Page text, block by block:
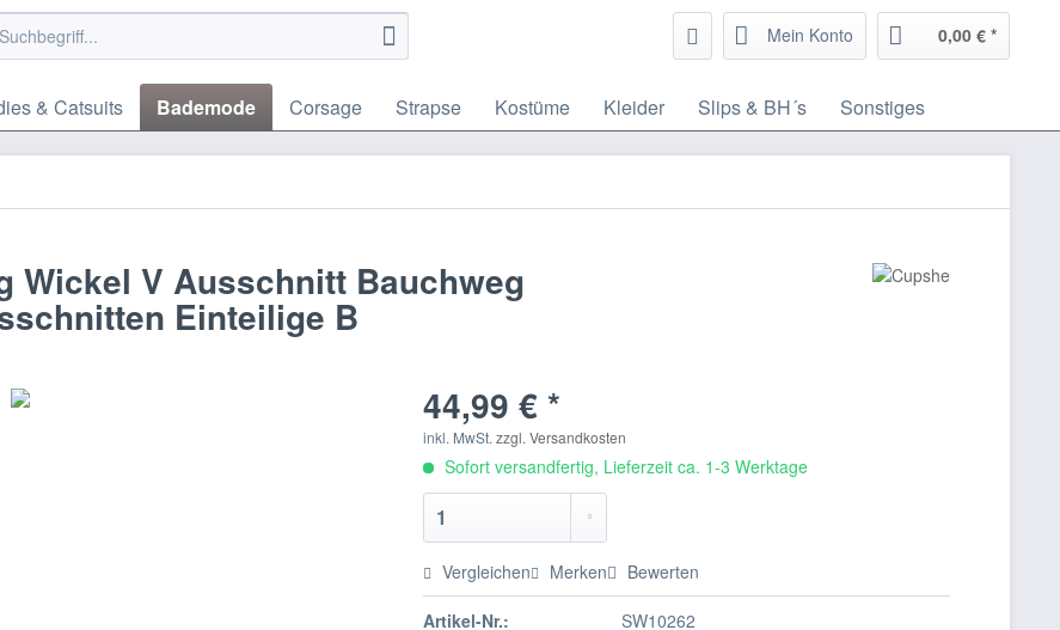
Mein Konto 0,00 € *
& Catsuits Bademode Corsage Strapse Kostüme Kleider Slips & BH´s Sonstiges
Wickel V Ausschnitt Bauchweg
Einteilige B
44,99 € *
inkl. MwSt.zzgl. Versandkosten
Sofort versandfertig, Lieferzeit ca. 1-3 Werktage
Vergleichen Merken Bewerten
Artikel-Nr.: SW10262